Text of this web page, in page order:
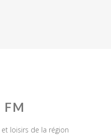
FM
et loisirs de la région